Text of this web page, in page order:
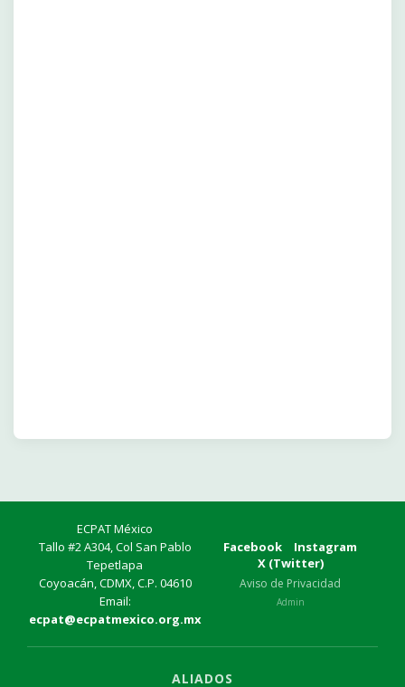
ECPAT México
Tallo #2 A304, Col San Pablo
Tepetlapa
Coyoacán, CDMX, C.P. 04610
Email:
ecpat@ecpatmexico.org.mx
Facebook
Instagram
X (Twitter)
Aviso de Privacidad
Admin
ALIADOS